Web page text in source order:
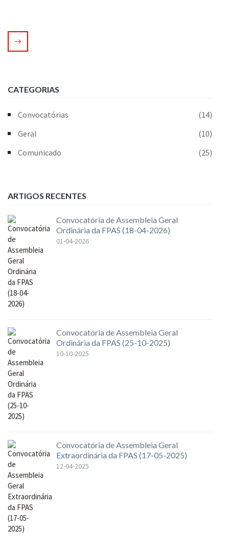
CATEGORIAS
Convocatórias
(14)
Geral
(10)
Comunicado
(25)
ARTIGOS RECENTES
Convocatória de Assembleia Geral
Ordinária da FPAS (18-04-2026)
01-04-2026
Convocatória de Assembleia Geral
Ordinária da FPAS (25-10-2025)
10-10-2025
Convocatória de Assembleia Geral
Extraordinária da FPAS (17-05-2025)
12-04-2025